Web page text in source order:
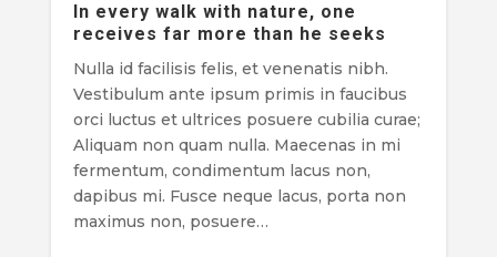
In every walk with nature, one
receives far more than he seeks
Nulla id facilisis felis, et venenatis nibh.
Vestibulum ante ipsum primis in faucibus
orci luctus et ultrices posuere cubilia curae;
Aliquam non quam nulla. Maecenas in mi
fermentum, condimentum lacus non,
dapibus mi. Fusce neque lacus, porta non
maximus non, posuere…